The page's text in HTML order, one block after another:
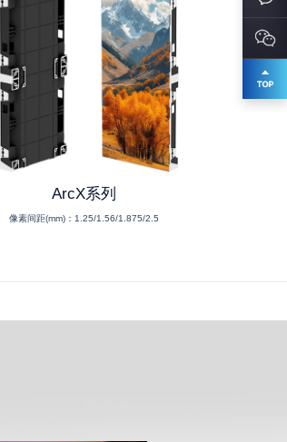
ArcX系列
像素间距(mm)： 1.25/1.56/1.875/2.5